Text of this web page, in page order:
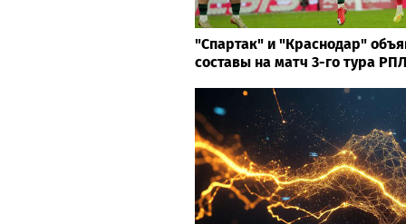
"Спартак" и "Краснодар"
составы на матч 3-го тура РПЛ